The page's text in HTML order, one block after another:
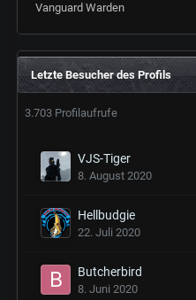
Vanguard Warden
Letzte Besucher des Profils
3.703 Profilaufrufe
VJS-Tiger
8. August 2020
Hellbudgie
22. Juli 2020
Butcherbird
8. Juni 2020